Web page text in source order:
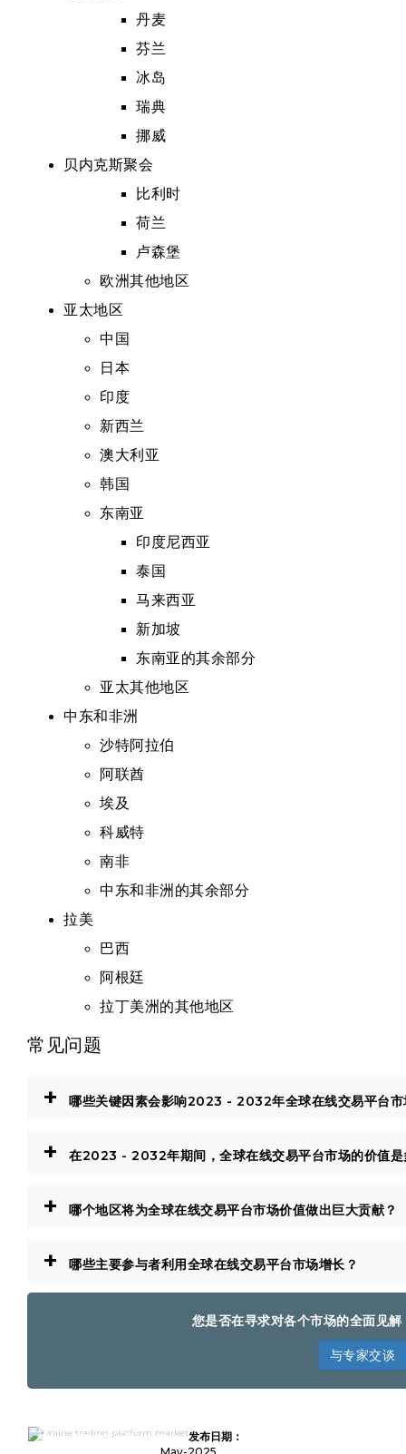
丹麦
芬兰
冰岛
瑞典
挪威
贝内克斯聚会
比利时
荷兰
卢森堡
欧洲其他地区
亚太地区
中国
日本
印度
新西兰
澳大利亚
韩国
东南亚
印度尼西亚
泰国
马来西亚
新加坡
东南亚的其余部分
亚太其他地区
中东和非洲
沙特阿拉伯
阿联酋
埃及
科威特
南非
中东和非洲的其余部分
拉美
巴西
阿根廷
拉丁美洲的其他地区
常见问题
+ 哪些关键因素会影响2023 - 2032年全球在线交易平台市
+ 在2023 - 2032年期间，全球在线交易平台市场的价值是
+ 哪个地区将为全球在线交易平台市场价值做出巨大贡献？
+ 哪些主要参与者利用全球在线交易平台市场增长？
您是否在寻求对各个市场的全面见
与专家交谈
按类型（佣金，交易费用
等），应用程序（机构投资
发布日期：